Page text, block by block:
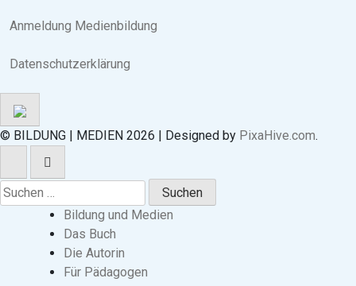
Anmeldung Medienbildung
Datenschutzerklärung
© BILDUNG | MEDIEN 2026 | Designed by PixaHive.com.
Suchen
nach:
Bildung und Medien
Das Buch
Die Autorin
Für Pädagogen